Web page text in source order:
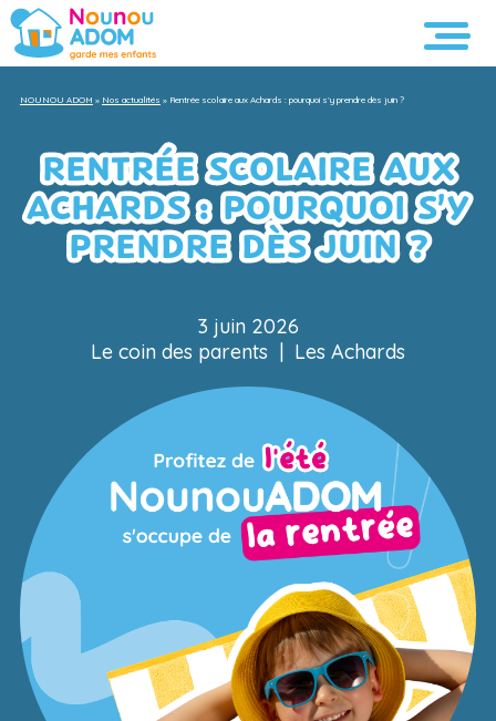
NOUNOU ADOM » Nos actualités » Rentrée scolaire aux Achards : pourquoi s’y prendre dès juin ?
RENTRÉE SCOLAIRE AUX
ACHARDS : POURQUOI S’Y
PRENDRE DÈS JUIN ?
3 juin 2026
Le coin des parents | Les Achards